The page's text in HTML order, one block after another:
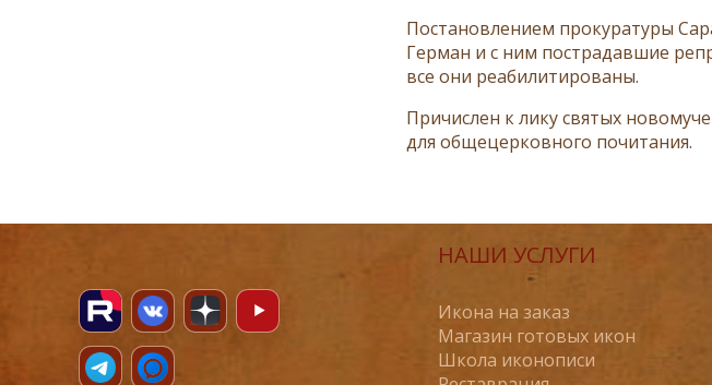
Постановлением прокуратуры
Герман и с ним пострадавшие
все они реабилитированы.
Причислен к лику святых
для общецерковного почитания.
НАШИ УСЛУГИ
Икона на заказ
Магазин готовых икон
Школа иконописи